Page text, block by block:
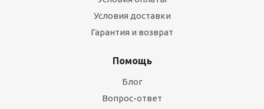
Условия доставки
Гарантия и возврат
Помощь
Блог
Вопрос-ответ